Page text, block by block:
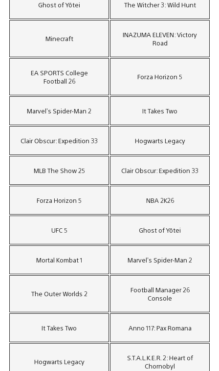
Ghost of Yōtei The Witcher 3: Wild Hunt
Minecraft
INAZUMA ELEVEN: Victory
Road
EA SPORTS College
Football 26
Forza Horizon 5
Marvel’s Spider-Man 2 It Takes Two
Clair Obscur: Expedition 33 Hogwarts Legacy
MLB The Show 25 Clair Obscur: Expedition 33
Forza Horizon 5 NBA 2K26
UFC 5 Ghost of Yōtei
Mortal Kombat 1 Marvel’s Spider-Man 2
The Outer Worlds 2
Football Manager 26
Console
It Takes Two Anno 117: Pax Romana
Hogwarts Legacy
S.T.A.L.K.E.R. 2: Heart of
Chornobyl